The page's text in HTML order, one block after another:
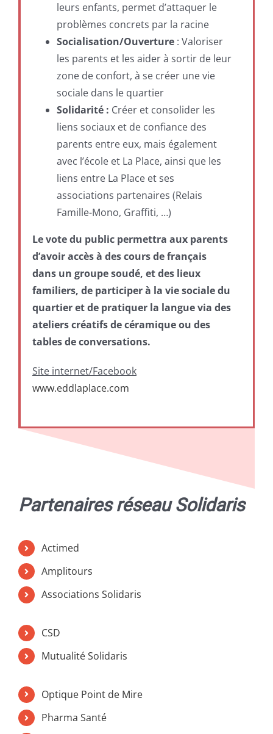
leurs enfants, permet d’attaquer le
problèmes concrets par la racine
Socialisation/Ouverture: Valoriser
les parents et les aider à sortir de leur
zone de confort, à se créer une vie
sociale dans le quartier
Solidarité : Créer et consolider les
liens sociaux et de confiance des
parents entre eux, mais également
avec l’école et La Place, ainsi que les
liens entre La Place et ses
associations partenaires (Relais
Famille-Mono, Graffiti, …)
Le vote du public permettra aux parents
d’avoir accès à des cours de français
dans un groupe soudé, et des lieux
familiers, de participer à la vie sociale du
quartier et de pratiquer la langue via des
ateliers créatifs de céramique ou des
tables de conversations.
Site internet/Facebook
www.eddlaplace.com
Partenaires réseau Solidaris
Actimed
Amplitours
Associations Solidaris
CSD
MutualitéSolidaris
Optique Point de Mire
Pharma Santé